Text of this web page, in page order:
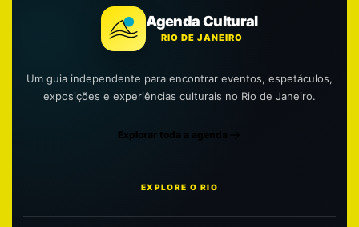
Agenda Cultural
RIO DE JANEIRO
Um guia independente para encontrar eventos, espetáculos,
exposições e experiências culturais no Rio de Janeiro.
Explorar toda a agenda
EXPLORE O RIO